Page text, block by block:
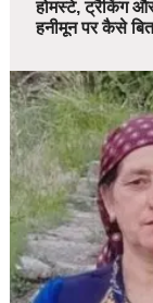
होमस्टे, ट्रैकिंग
हनीमून पर कैसे